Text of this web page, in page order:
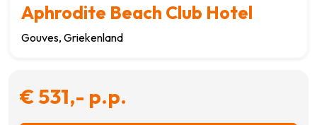
Aphrodite Beach Club Hotel
Gouves, Griekenland
€ 531,- p.p.